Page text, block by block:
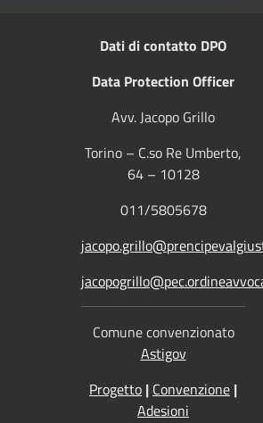
Dati di contatto DPO
Data Protection Officer
Avv. Jacopo Grillo
Torino – C.so Re Umberto,
64 – 10128
011/5805678
Comune convenzionato
Astigov
Progetto | Convenzione |
Adesioni